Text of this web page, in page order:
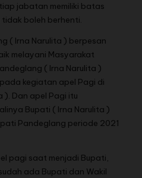
jabatan memiliki batas
boleh berhenti.
( Irna Narulita ) berpesan
melayani Masyarakat
( Irna Narulita )
kegiatan apel Pagi di
). Dan apel Pagi itu
Bupati ( Irna Narulita )
Pandeglang periode 2021
pagi saat menjadi Bupati,
ada Bupati dan Wakil